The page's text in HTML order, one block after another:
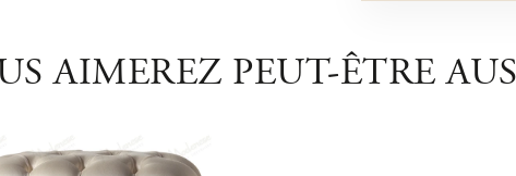
AIMEREZ PEUT-ÊTRE